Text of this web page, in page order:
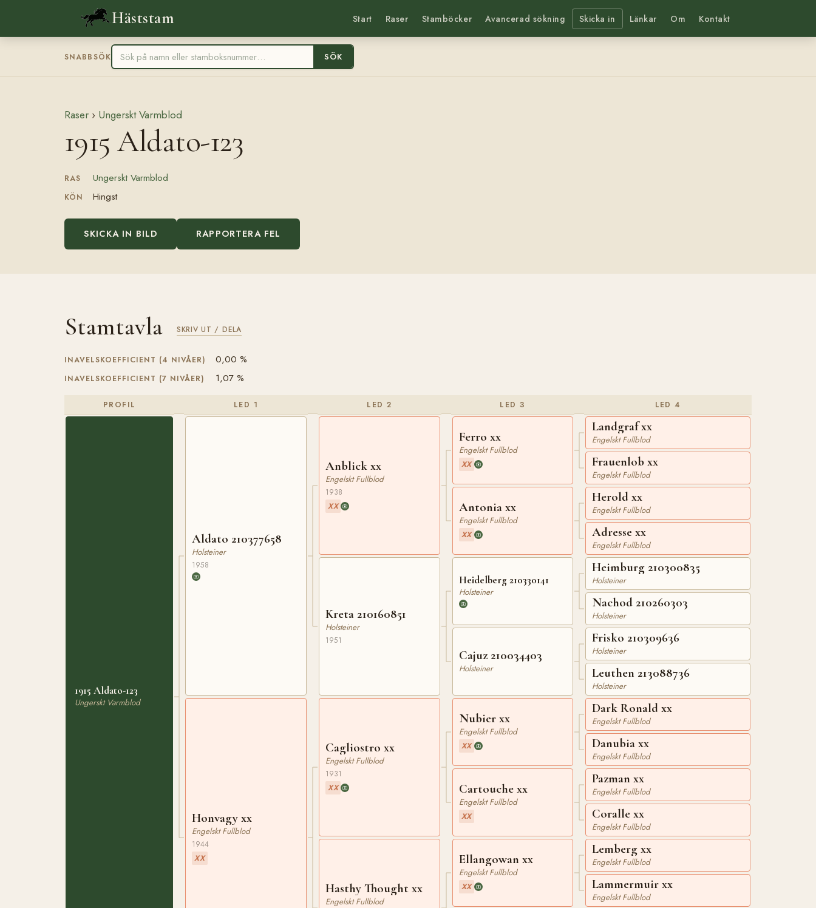
Häststam Start Raser Stamböcker Avancerad sökning Skicka in Länkar Om Kontakt
SNABBSÖK SÖK
Raser › Ungerskt Varmblod
1915 Aldato-123
RAS Ungerskt Varmblod
KÖN Hingst
SKICKA IN BILD RAPPORTERA FEL
Stamtavla SKRIV UT / DELA
INAVELSKOEFFICIENT (4 NIVÅER) 0,00 %
INAVELSKOEFFICIENT (7 NIVÅER) 1,07 %
PROFIL
1915 Aldato-123
Ungerskt Varmblod
LED 1
Aldato 210377658
Holsteiner
1958
Honvagy xx
Engelskt Fullblod
1944
XX
LED 2
Anblick xx
Engelskt Fullblod
1938
XX
Kreta 210160851
Holsteiner
1951
Cagliostro xx
Engelskt Fullblod
1931
XX
Hasthy Thought xx
Engelskt Fullblod
LED 3
Ferro xx
Engelskt Fullblod
XX
Antonia xx
Engelskt Fullblod
XX
Heidelberg 210330141
Holsteiner
Cajuz 210034403
Holsteiner
Nubier xx
Engelskt Fullblod
XX
Cartouche xx
Engelskt Fullblod
XX
Ellangowan xx
Engelskt Fullblod
XX
LED 4
Landgraf xx
Engelskt Fullblod
Frauenlob xx
Engelskt Fullblod
Herold xx
Engelskt Fullblod
Adresse xx
Engelskt Fullblod
Heimburg 210300835
Holsteiner
Nachod 210260303
Holsteiner
Frisko 210309636
Holsteiner
Leuthen 213088736
Holsteiner
Dark Ronald xx
Engelskt Fullblod
Danubia xx
Engelskt Fullblod
Pazman xx
Engelskt Fullblod
Coralle xx
Engelskt Fullblod
Lemberg xx
Engelskt Fullblod
Lammermuir xx
Engelskt Fullblod